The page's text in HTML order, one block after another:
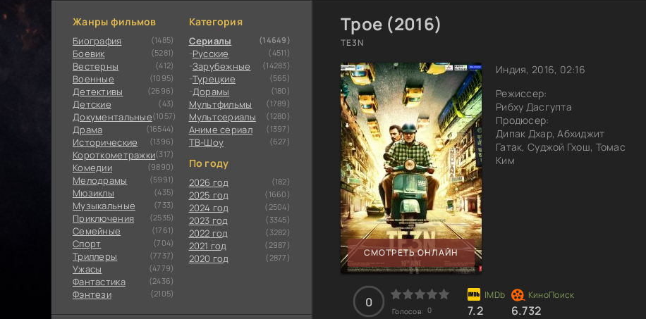
Жанры фильмов
Биография (1485)
Боевик (5281)
Вестерны (412)
Военные (1095)
Детективы (2696)
Детские (43)
Документальные(1057)
Драма (16544)
Исторические (1396)
Короткометражки(317)
Комедии (9890)
Мелодрамы (5991)
Мюзиклы (435)
Музыкальные (733)
Приключения (2535)
Семейные (1761)
Cпорт (704)
Триллеры (7737)
Ужасы (4779)
Фантастика (2436)
Фэнтези (2105)
Категория
Сериалы (14649)
Русские (4511)
Зарубежные (14283)
Турецкие (565)
Дорамы (180)
Мультфильмы (1789)
Мультсериалы (1280)
Аниме сериал (1397)
ТВ-Шоу (627)
По году
2026 год (182)
2025 год (1660)
2024 год (2504)
2023 год (3345)
2022 год (3282)
2021 год (2987)
2020 год (2877)
Трое (2016)
TE3N
СМОТРЕТЬ ОНЛАЙН
Индия, 2016, 02:16
Режиссер:
Рибху Дасгупта
Продюсер:
Дипак Дхар, Абхиджит
Гатак, Суджой Гхош, Томас
Ким
0
Голосов: 0 7.2 6.732